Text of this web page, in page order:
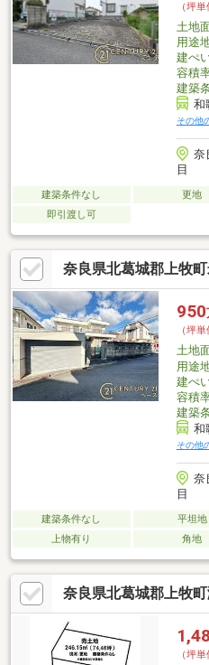
（坪
土地
用途
建ぺ
容積
建築
和
その他
奈
目
建築条件なし 更地
即引渡し可
奈良県北葛城郡上牧
950
（坪
土地
用途
建ぺ
容積
建築
和
その他
奈
目
建築条件なし 平坦地
上物有り
角地
奈良県北葛城郡上牧
（坪